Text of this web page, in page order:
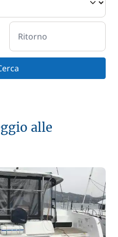
Ritorno
alle